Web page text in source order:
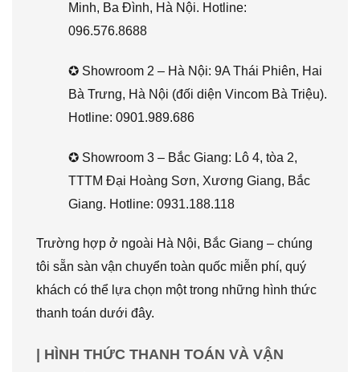
Minh, Ba Đình, Hà Nội. Hotline:
096.576.8688
✪ Showroom 2 – Hà Nội: 9A Thái Phiên, Hai
Bà Trưng, Hà Nội (đối diện Vincom Bà Triệu).
Hotline: 0901.989.686
✪ Showroom 3 – Bắc Giang: Lô 4, tòa 2,
TTTM Đại Hoàng Sơn, Xương Giang, Bắc
Giang. Hotline: 0931.188.118
Trường hợp ở ngoài Hà Nội, Bắc Giang – chúng
tôi sẵn sàn vận chuyển toàn quốc miễn phí, quý
khách có thể lựa chọn một trong những hình thức
thanh toán dưới đây.
| HÌNH THỨC THANH TOÁN VÀ VẬN